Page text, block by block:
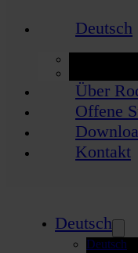
Deutsch
Über
Offene
Kontakt
Deutsch
Deutsch